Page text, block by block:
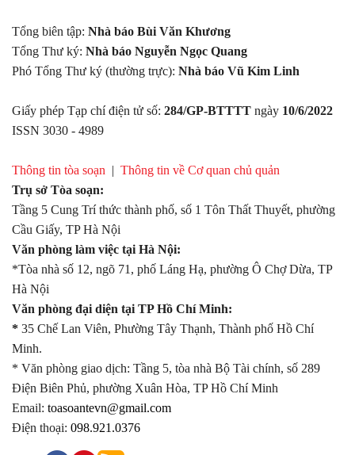
Tổng biên tập: Nhà báo Bùi Văn Khương
Tổng Thư ký: Nhà báo Nguyễn Ngọc Quang
Phó Tổng Thư ký (thường trực): Nhà báo Vũ Kim Linh
Giấy phép Tạp chí điện tử số: 284/GP-BTTTT ngày 10/6/2022
ISSN 3030 - 4989
Thông tin tòa soạn | Thông tin về Cơ quan chủ quản
Trụ sở Tòa soạn:
Tầng 5 Cung Trí thức thành phố, số 1 Tôn Thất Thuyết, phường
Cầu Giấy, TP Hà Nội
Văn phòng làm việc tại Hà Nội:
*Tòa nhà số 12, ngõ 71, phố Láng Hạ, phường Ô Chợ Dừa, TP
Hà Nội
Văn phòng đại diện tại TP Hồ Chí Minh:
* 35 Chế Lan Viên, Phường Tây Thạnh, Thành phố Hồ Chí
Minh.
* Văn phòng giao dịch: Tầng 5, tòa nhà Bộ Tài chính, số 289
Điện Biên Phủ, phường Xuân Hòa, TP Hồ Chí Minh
Email: toasoantevn@gmail.com
Điện thoại: 098.921.0376